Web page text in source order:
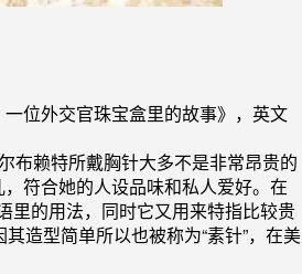
位外交官珠宝盒里的故事》， 英文
布赖特所戴胸针大多不是非常昂贵的
符合她的人设品味和私人爱好。 在
里的用法，同时它又用来特指比较贵
其造型简单所以也被称为“素针”，在美